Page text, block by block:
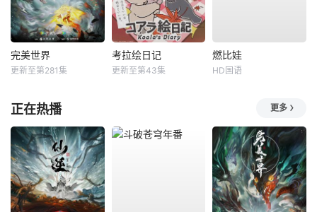
完美世界
更新至第281集
考拉绘日记
更新至第43集
燃比娃
HD国语
正在热播 更多